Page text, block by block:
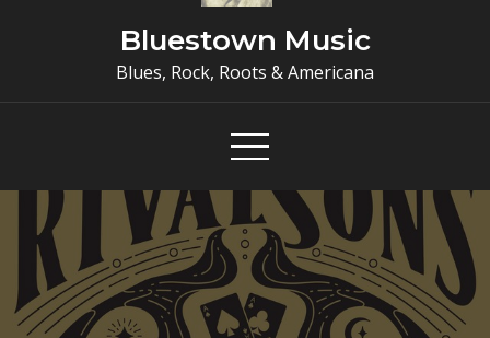
Bluestown Music
Blues, Rock, Roots & Americana